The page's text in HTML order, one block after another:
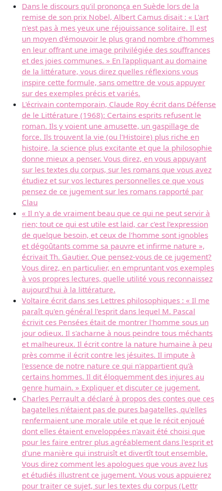
Dans le discours qu'il prononça en Suède lors de la
remise de son prix Nobel, Albert Camus disait : « L'art
n'est pas à mes yeux une réjouissance solitaire. Il est
un moyen d'émouvoir le plus grand nombre d'hommes
en leur offrant une image prilvilégiée des souffrances
et des joies communes. » En l'appliquant au domaine
de la littérature, vous direz quelles réflexions vous
inspire cette formule, sans omettre de vous appuyer
sur des exemples précis et variés.
L'écrivain contemporain, Claude Roy écrit dans Défense
de le Littérature (1968): Certains esprits refusent le
roman. Ils y voient une amusette, un gaspillage de
force. Ils trouvent la vie (ou l'Histoire) plus riche en
histoire, la science plus excitante et que la philosophie
donne mieux a penser. Vous direz, en vous appuyant
sur les textes du corpus, sur les romans que vous avez
étudiez et sur vos lectures personnelles ce que vous
pensez de ce jugement sur les romans rapporté par
Clau
« Il n'y a de vraiment beau que ce qui ne peut servir à
rien; tout ce qui est utile est laid, car c'est l'expression
de quelque besoin, et ceux de l'homme sont ignobles
et dégoûtants comme sa pauvre et infirme nature »,
écrivait Th. Gautier. Que pensez-vous de ce jugement?
Vous direz, en particulier, en empruntant vos exemples
à vos propres lectures, quelle utilité vous reconnaissez
aujourd'hui à la littérature.
Voltaire écrit dans ses Lettres philosophiques : « Il me
paraît qu'en général l'esprit dans lequel M. Pascal
écrivit ces Pensées était de montrer l'homme sous un
jour odieux. Il s'acharne à nous peindre tous méchants
et malheureux. Il écrit contre la nature humaine à peu
près comme il écrit contre les jésuites. Il impute à
l'essence de notre nature ce qui n'appartient qu'à
certains hommes. Il dit éloquemment des injures au
genre humain. » Expliquer et discuter ce jugement.
Charles Perrault a déclaré à propos des contes que ces
bagatelles n'étaient pas de pures bagatelles, qu'elles
renfermaient une morale utile et que le récit enjoué
dont elles étaient enveloppées n'avait été choisi que
pour les faire entrer plus agréablement dans l'esprit et
d'une manière qui instruisît et divertît tout ensemble.
Vous direz comment les apologues que vous avez lus
et étudiés illustrent ce jugement. Vous vous appuierez
pour traiter ce sujet, sur les textes du corpus (Lettr